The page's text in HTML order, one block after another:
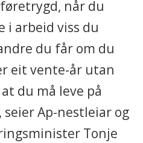
når du
i arbeid viss du
du får om du
eit vente-år utan
du må leve på
Ap-nestleiar og
Tonje